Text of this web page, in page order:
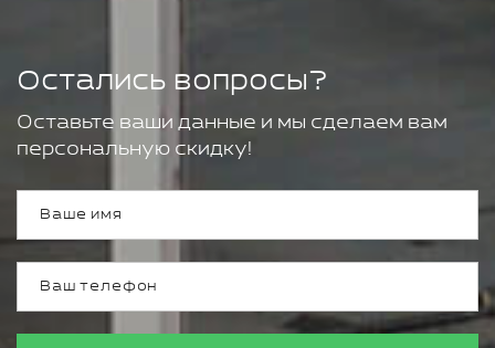
Остались вопросы?
Оставьте ваши данные и мы сделаем вам
персональную скидку!